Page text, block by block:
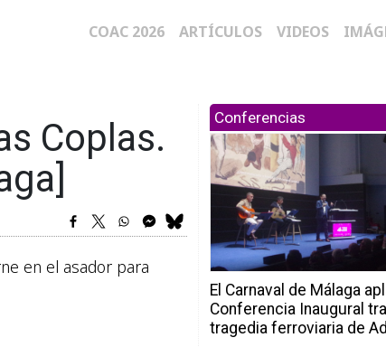
Navegación principal
COAC 2026 ARTÍCULOS VIDEOS
Coplas.
en el asador para
Conferencias
El Carnaval de Málaga
Conferencia Inaugural
tragedia ferroviaria de